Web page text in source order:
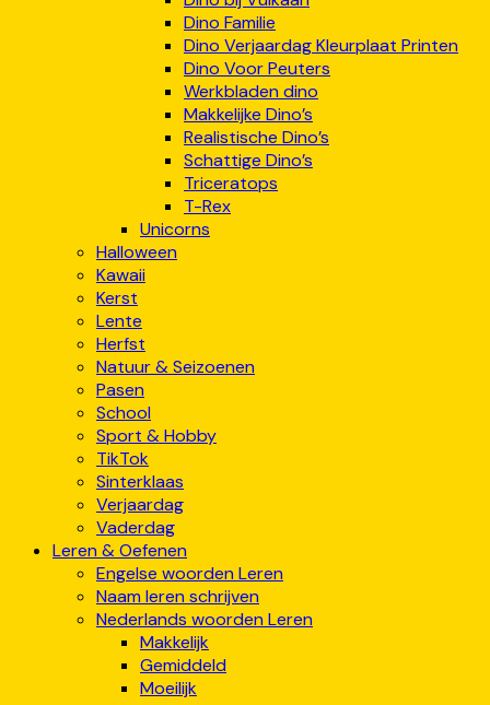
Dino Familie
Dino Verjaardag Kleurplaat Printen
Dino Voor Peuters
Werkbladen dino
Makkelijke Dino’s
Realistische Dino’s
Schattige Dino’s
Triceratops
T-Rex
Unicorns
Halloween
Kawaii
Kerst
Lente
Herfst
Natuur & Seizoenen
Pasen
School
Sport & Hobby
TikTok
Sinterklaas
Verjaardag
Vaderdag
Leren & Oefenen
Engelse woorden Leren
Naam leren schrijven
Nederlands woorden Leren
Makkelijk
Gemiddeld
Moeilijk